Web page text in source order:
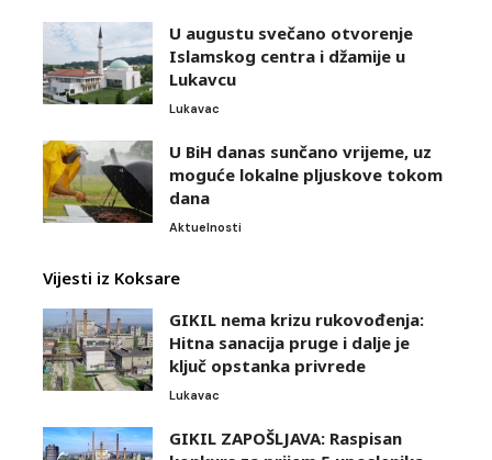
U augustu svečano otvorenje
Islamskog centra i džamije u
Lukavcu
Lukavac
U BiH danas sunčano vrijeme, uz
moguće lokalne pljuskove tokom
dana
Aktuelnosti
Vijesti iz Koksare
GIKIL nema krizu rukovođenja:
Hitna sanacija pruge i dalje je
ključ opstanka privrede
Lukavac
GIKIL ZAPOŠLJAVA: Raspisan